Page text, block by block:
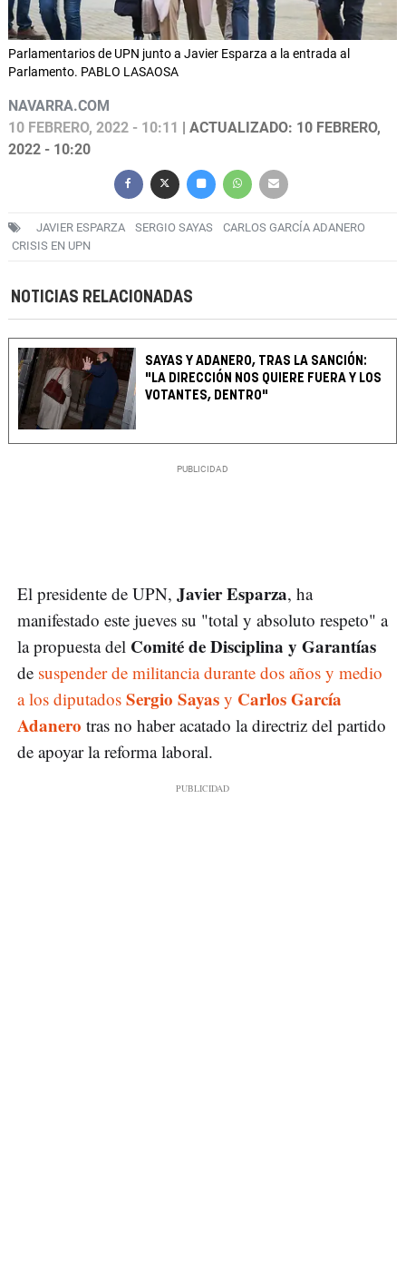
Parlamentarios de UPN junto a Javier Esparza a la entrada al
Parlamento. PABLO LASAOSA
NAVARRA.COM
10 FEBRERO, 2022 - 10:11
| ACTUALIZADO: 10 FEBRERO,
2022 - 10:20
JAVIER ESPARZA SERGIO SAYAS
CARLOS GARCÍA ADANERO
CRISIS EN UPN
NOTICIAS RELACIONADAS
SAYAS Y ADANERO, TRAS LA SANCIÓN:
"LA DIRECCIÓN NOS QUIERE FUERA Y LOS
VOTANTES, DENTRO"
El presidente de UPN, Javier Esparza, ha
manifestado este jueves su "total y absoluto respeto" a
la propuesta del Comité de Disciplina y Garantías
de suspender de militancia durante dos años y medio
a los diputados Sergio Sayas y Carlos García
Adanero tras no haber acatado la directriz del partido
de apoyar la reforma laboral.